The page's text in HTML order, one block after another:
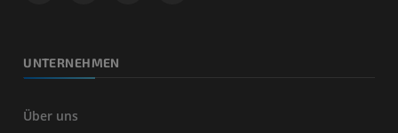
UNTERNEHMEN
Über uns